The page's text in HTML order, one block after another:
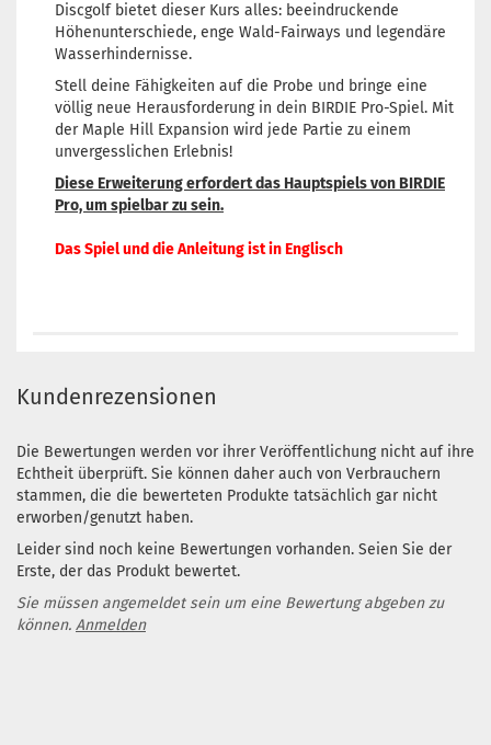
Discgolf bietet dieser Kurs alles: beeindruckende
Höhenunterschiede, enge Wald-Fairways und legendäre
Wasserhindernisse.
Stell deine Fähigkeiten auf die Probe und bringe eine
völlig neue Herausforderung in dein BIRDIE Pro-Spiel. Mit
der Maple Hill Expansion wird jede Partie zu einem
unvergesslichen Erlebnis!
Diese Erweiterung erfordert das Hauptspiels von BIRDIE
Pro, um spielbar zu sein.
Das Spiel und die Anleitung ist in Englisch
Kundenrezensionen
Die Bewertungen werden vor ihrer Veröffentlichung nicht auf ihre
Echtheit überprüft. Sie können daher auch von Verbrauchern
stammen, die die bewerteten Produkte tatsächlich gar nicht
erworben/genutzt haben.
Leider sind noch keine Bewertungen vorhanden. Seien Sie der
Erste, der das Produkt bewertet.
Sie müssen angemeldet sein um eine Bewertung abgeben zu
können. Anmelden